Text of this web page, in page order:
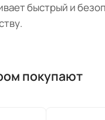
быстрый и
покупают